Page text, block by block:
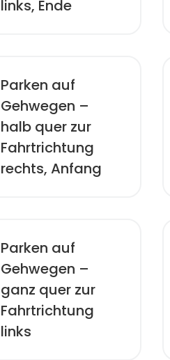
links, Ende
Parken auf
Gehwegen –
halb quer zur
Fahrtrichtung
rechts, Anfang
Parken auf
Gehwegen –
ganz quer zur
Fahrtrichtung
links